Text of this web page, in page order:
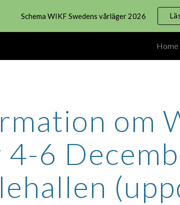
to main content
Schema WIKF Swedens vårläger 2026
Home
om
6